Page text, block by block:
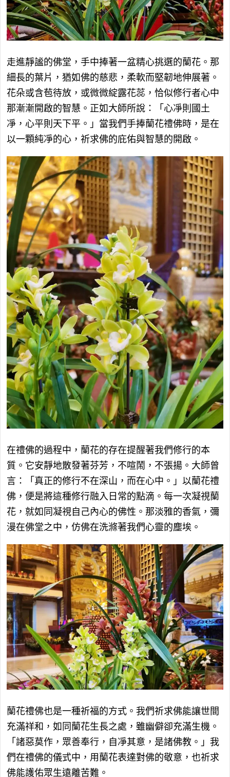
走進靜謐的佛堂，手中捧著一盆精心挑選的蘭花。那
細長的葉片，猶如佛的慈悲，柔軟而堅韌地伸展著。
花朵或含苞待放，或微微綻露花蕊，恰似修行者心中
那漸漸開啟的智慧。正如大師所說：「心凈則國土
凈，心平則天下平。」當我們手捧蘭花禮佛時，是在
以一顆純凈的心，祈求佛的庇佑與智慧的開啟。
在禮佛的過程中，蘭花的存在提醒著我們修行的本
質。它安靜地散發著芬芳，不喧鬧，不張揚。大師曾
言：「真正的修行不在深山，而在心中。」以蘭花禮
佛，便是將這種修行融入日常的點滴。每一次凝視蘭
花，就如同凝視自己內心的佛性。那淡雅的香氣，彌
漫在佛堂之中，仿佛在洗滌著我們心靈的塵埃。
蘭花禮佛也是一種祈福的方式。我們祈求佛能讓世間
充滿祥和，如同蘭花生長之處，雖幽僻卻充滿生機。
「諸惡莫作，眾善奉行，自凈其意，是諸佛教。」我
們在禮佛的儀式中，用蘭花表達對佛的敬意，也祈求
佛能護佑眾生遠離苦難。